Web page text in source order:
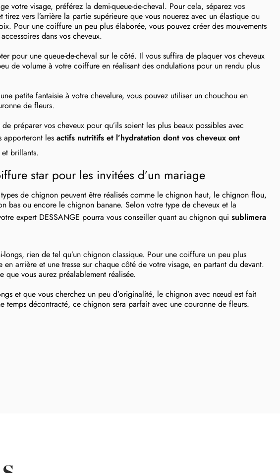
votre visage, préférez la demi-queue-de-cheval. Pour cela, séparez vos
tirez vers l’arrière la partie supérieure que vous nouerez avec un élastique ou
Pour une coiffure un peu plus élaborée, vous pouvez créer des mouvements
dans vos cheveux.
pour une queue-de-cheval sur le côté. Il vous suffira de plaquer vos cheveux
de volume à votre coiffure en réalisant des ondulations pour un rendu plus
petite fantaisie à votre chevelure, vous pouvez utiliser un chouchou en
de fleurs.
préparer vos cheveux pour qu’ils soient les plus beaux possibles avec
apporteront les actifs nutritifs et l’hydratation dont vos cheveux ont
brillants.
star pour les invitées d’un mariage
de chignon peuvent être réalisés comme le chignon haut, le chignon flou,
bas ou encore le chignon banane. Selon votre type de cheveux et la
expert DESSANGE pourra vous conseiller quant au chignon qui sublimera
longs, rien de tel qu’un chignon classique. Pour une coiffure un peu plus
en arrière et une tresse sur chaque côté de votre visage, en partant du devant.
que vous aurez préalablement réalisée.
et que vous cherchez un peu d’originalité, le chignon avec nœud est fait
temps décontracté, ce chignon sera parfait avec une couronne de fleurs.